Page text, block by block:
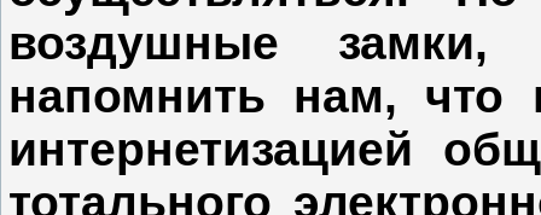
воздушные замки,
напомнить нам, что
интернетизацией
тотального